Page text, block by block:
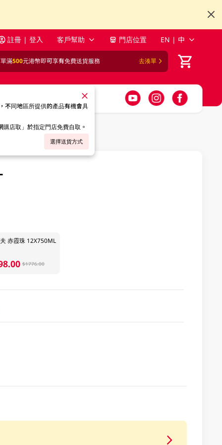
註冊 | 登入 客戶幫助 門店位置 EN | 中
滿500元港幣即可享有免費送貨服務 去湊單
不同地區所提供的產品有機會具
購店取」於指定門店免費自取。
選擇送貨方式
赤霞珠 12X750ML
$1776.00